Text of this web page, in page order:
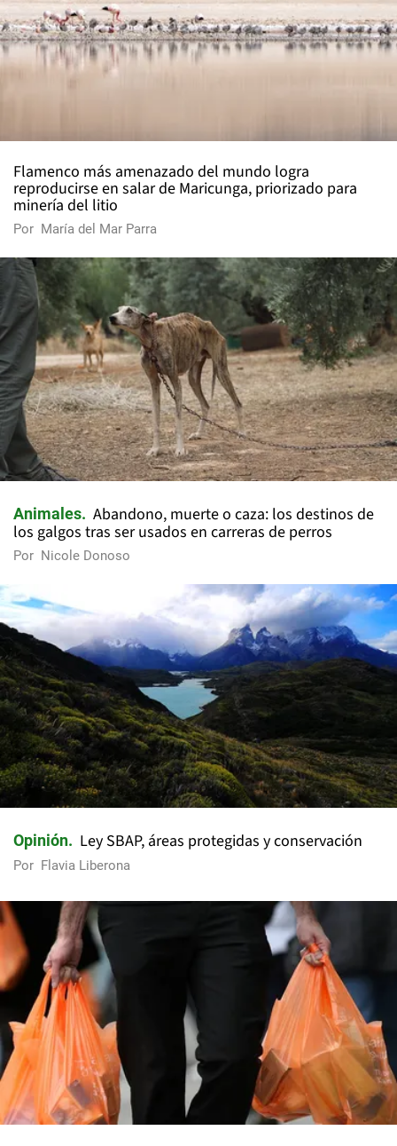
Flamenco más amenazado del mundo logra
reproducirse en salar de Maricunga, priorizado para
minería del litio
Por María del Mar Parra
Animales
Abandono, muerte o caza: los destinos de
los galgos tras ser usados en carreras de perros
Por Nicole Donoso
Opinión Ley SBAP, áreas protegidas y conservación
Por Flavia Liberona